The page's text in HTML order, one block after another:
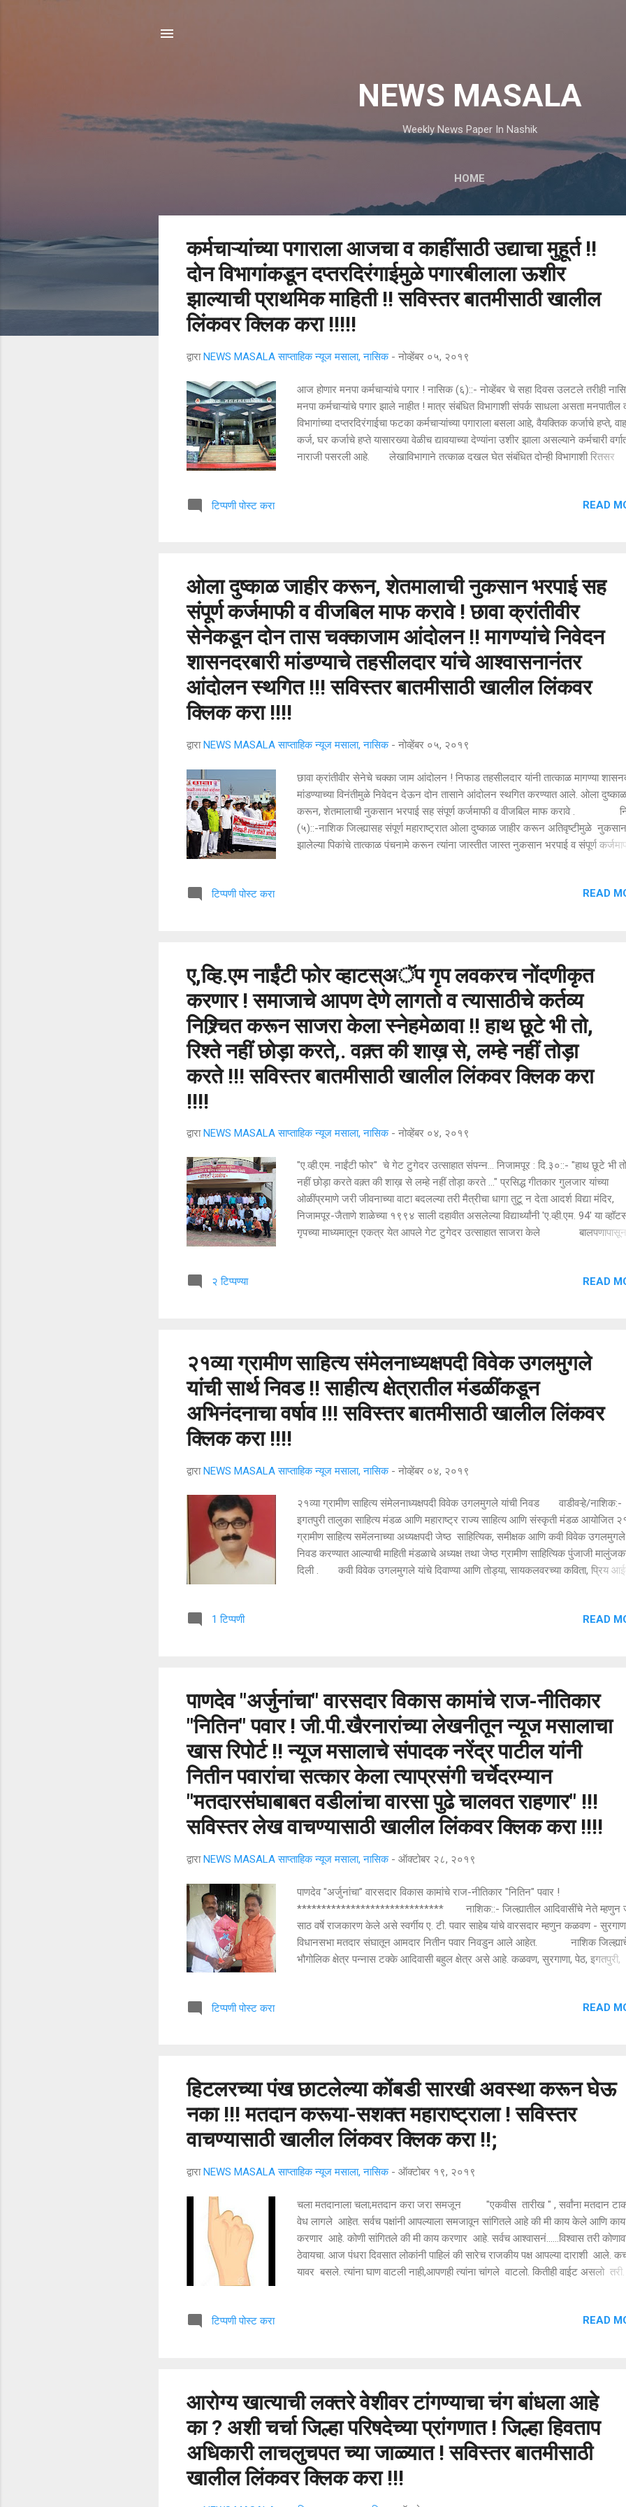
NEWS MASALA
Weekly News Paper In Nashik
HOME
कर्मचाऱ्यांच्या पगाराला आजचा व काहींसाठी उद्याचा मुहूर्त !!
दोन विभागांकडून दप्तरदिरंगाईमुळे पगारबीलाला ऊशीर
झाल्याची प्राथमिक माहिती !! सविस्तर बातमीसाठी खालील
लिंकवर क्लिक करा !!!!!
द्वाराNEWS MASALA साप्ताहिक न्यूज मसाला, नासिक - नोव्हेंबर ०५, २०१९
आज होणार मनपा कर्मचाऱ्यांचे पगार ! नासिक (६)::- नोव्हेंबर चे सहा दिवस उलटले तरीही
मनपा कर्मचाऱ्यांचे पगार झाले नाहीत ! मात्र संबंधित विभागाशी संपर्क साधला असता मनपातील
विभागांच्या दप्तरदिरंगाईचा फटका कर्मचाऱ्यांच्या पगाराला बसला आहे, वैयक्तिक कर्जाचे हप्ते,
कर्ज, घर कर्जाचे हप्ते यासारख्या वेळीच द्यावयाच्या देण्यांना उशीर झाला असल्याने कर्मचारी
नाराजी पसरली आहे. लेखाविभागाने तत्काळ दखल घेत संबंधित दोन्ही विभागाशी रितसर
शकते. बायोमेट्रिक पद्धतीने पगारपत्रक तयार केली जातात. सर्व विभागप्रमुखांनी वेळेत
टिप्पणी पोस्ट करा READ
ओला दुष्काळ जाहीर करून, शेतमालाची नुकसान भरपाई सह
संपूर्ण कर्जमाफी व वीजबिल माफ करावे ! छावा क्रांतीवीर
सेनेकडून दोन तास चक्काजाम आंदोलन !! मागण्यांचे निवेदन
शासनदरबारी मांडण्याचे तहसीलदार यांचे आश्वासनानंतर
आंदोलन स्थगित !!! सविस्तर बातमीसाठी खालील लिंकवर
क्लिक करा !!!!
द्वाराNEWS MASALA साप्ताहिक न्यूज मसाला, नासिक - नोव्हेंबर ०५, २०१९
छावा क्रांतीवीर सेनेचे चक्का जाम आंदोलन ! निफाड तहसीलदार यांनी तात्काळ मागण्या
मांडण्याच्या विनंतीमुळे निवेदन देऊन दोन तासाने आंदोलन स्थगित करण्यात आले. ओला दुष्काळ
करून, शेतमालाची नुकसान भरपाई सह संपूर्ण कर्जमाफी व वीजबिल माफ करावे .
(५)::-नाशिक जिल्ह्यासह संपूर्ण महाराष्ट्रात ओला दुष्काळ जाहीर करून अतिवृष्टीमुळे नुकसान
झालेल्या पिकांचे तात्काळ पंचनामे करून त्यांना जास्तीत जास्त नुकसान भरपाई व संपूर्ण
जिल्ह्यासह महाराष्ट्रात सर्वत्र अवकाळी पाऊस झाला असून पाऊस थांबण्याची चिन्हे नाहीत.
टिप्पणी पोस्ट करा READ
ए,व्हि.एम नाईंटी फोर व्हाटस्अॅप गृप लवकरच नोंदणीकृत
करणार ! समाजाचे आपण देणे लागतो व त्यासाठीचे कर्तव्य
निश्र्चित करून साजरा केला स्नेहमेळावा !! हाथ छूटे भी तो,
रिश्ते नहीं छोड़ा करते,. वक़्त की शाख़ से, लम्हे नहीं तोड़ा
करते !!! सविस्तर बातमीसाठी खालील लिंकवर क्लिक करा
!!!!
द्वाराNEWS MASALA साप्ताहिक न्यूज मसाला, नासिक - नोव्हेंबर ०४, २०१९
"ए.व्ही.एम. नाईंटी फोर" चे गेट टुगेदर उत्साहात संपन्न... निजामपूर : दि.३०::- "हाथ छूटे भी
नहीं छोड़ा करते वक़्त की शाख़ से लम्हे नहीं तोड़ा करते ..." प्रसिद्ध गीतकार गुलजार यांच्या
ओळींप्रमाणे जरी जीवनाच्या वाटा बदलल्या तरी मैत्रीचा धागा तुटू न देता आदर्श विद्या मंदिर,
निजामपूर-जैताणे शाळेच्या १९९४ साली दहावीत असलेल्या विद्यार्थ्यांनी 'ए.व्ही.एम. 94' या
गृपच्या माध्यमातून एकत्र येत आपले गेट टुगेदर उत्साहात साजरा केले
अनेक जण शिक्षक, डॉक्टर्स , इंजिनिअर्स, फार्मासिस्ट, उद्योजक आणि सामाजिक क्षेत्रात
२ टिप्पण्या READ
२१व्या ग्रामीण साहित्य संमेलनाध्यक्षपदी विवेक उगलमुगले
यांची सार्थ निवड !! साहीत्य क्षेत्रातील मंडळींकडून
अभिनंदनाचा वर्षाव !!! सविस्तर बातमीसाठी खालील लिंकवर
क्लिक करा !!!!
द्वाराNEWS MASALA साप्ताहिक न्यूज मसाला, नासिक - नोव्हेंबर ०४, २०१९
२१व्या ग्रामीण साहित्य संमेलनाध्यक्षपदी विवेक उगलमुगले यांची निवड वाडीवऱ्हे/नाशिक:-
इगतपुरी तालुका साहित्य मंडळ आणि महाराष्ट्र राज्य साहित्य आणि संस्कृती मंडळ आयोजित
ग्रामीण साहित्य समेंलनाच्या अध्यक्षपदी जेष्ठ साहित्यिक, समीक्षक आणि कवी विवेक उगलमुगले
निवड करण्यात आल्याची माहिती मंडळाचे अध्यक्ष तथा जेष्ठ ग्रामीण साहित्यिक पुंजाजी
दिली . कवी विवेक उगलमुगले यांचे दिवाण्या आणि तोड्या, सायकलवरच्या कविता, प्रिय
आहे. अनेक पुस्तकांना त्यांची प्रस्तावना असून अनेक पुस्तकांवर समीक्षा लिहिली आहे.
1 टिप्पणी READ
पाणदेव "अर्जुनांचा" वारसदार विकास कामांचे राज-नीतिकार
"नितिन" पवार ! जी.पी.खैरनारांच्या लेखनीतून न्यूज मसालाचा
खास रिपोर्ट !! न्यूज मसालाचे संपादक नरेंद्र पाटील यांनी
नितीन पवारांचा सत्कार केला त्याप्रसंगी चर्चेदरम्यान
"मतदारसंघाबाबत वडीलांचा वारसा पुढे चालवत राहणार" !!!
सविस्तर लेख वाचण्यासाठी खालील लिंकवर क्लिक करा !!!!
द्वाराNEWS MASALA साप्ताहिक न्यूज मसाला, नासिक - ऑक्टोबर २८, २०१९
पाणदेव "अर्जुनांचा" वारसदार विकास कामांचे राज-नीतिकार "नितिन" पवार !
****************************** नाशिक::- जिल्ह्यातील आदिवासींचे नेते म्हणुन
साठ वर्षे राजकारण केले असे स्वर्गीय ए. टी. पवार साहेब यांचे वारसदार म्हणुन कळवण -
विधानसभा मतदार संघातून आमदार नितीन पवार निवडुन आले आहेत. नाशिक
भौगोलिक क्षेत्र पन्नास टक्के आदिवासी बहुल क्षेत्र असे आहे. कळवण, सुरगाणा, पेठ, इगतपुरी,
जिल्ह्यातील आदिवासी भागाची आहे. नाशिक जिल्ह्यातील आदिवासी समाजातील जनतेस
टिप्पणी पोस्ट करा READ
हिटलरच्या पंख छाटलेल्या कोंबडी सारखी अवस्था करून घेऊ
नका !!! मतदान करूया-सशक्त महाराष्ट्राला ! सविस्तर
वाचण्यासाठी खालील लिंकवर क्लिक करा !!;
द्वाराNEWS MASALA साप्ताहिक न्यूज मसाला, नासिक - ऑक्टोबर १९, २०१९
चला मतदानाला चला;मतदान करा जरा समजून "एकवीस तारीख " , सर्वांना मतदान
वेध लागले आहेत. सर्वच पक्षांनी आपल्याला समजावून सांगितले आहे की मी काय केले आणि काय
करणार आहे. कोणी सांगितले की मी काय करणार आहे. सर्वच आश्वासनं......विश्वास तरी
ठेवायचा. आज पंधरा दिवसात लोकांनी पाहिलं की सारेच राजकीय पक्ष आपल्या दाराशी आले.
यावर बसले. त्यांना घाण वाटली नाही,आपणही त्यांना चांगले वाटलो. कितीही वाईट असलो तरी.
हितसंबंध सरकारने जोपासले पाहिजे यासाठी आपल्याला मतदान करायचे. जर राज्याचा विकास
टिप्पणी पोस्ट करा READ
आरोग्य खात्याची लक्तरे वेशीवर टांगण्याचा चंग बांधला आहे
का ? अशी चर्चा जिल्हा परिषदेच्या प्रांगणात ! जिल्हा हिवताप
अधिकारी लाचलुचपत च्या जाळ्यात ! सविस्तर बातमीसाठी
खालील लिंकवर क्लिक करा !!!